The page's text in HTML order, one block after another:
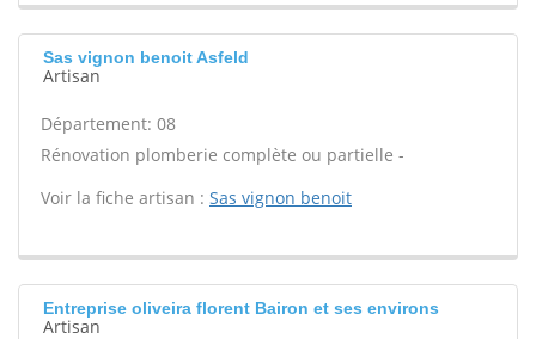
Sas vignon benoit Asfeld
Artisan
Département: 08
Rénovation plomberie complète ou partielle -
Voir la fiche artisan : Sas vignon benoit
Entreprise oliveira florent Bairon et ses environs
Artisan